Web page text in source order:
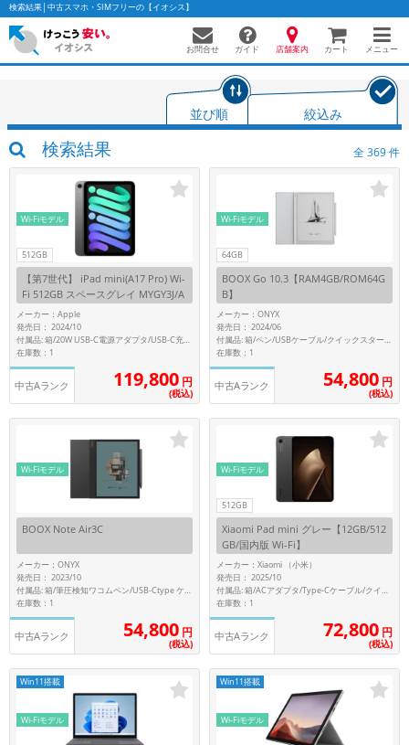
検索結果│中古スマホ・SIMフリーの【イオシス】
お問合せ ガイド 店舗案内 カート メニュー
並び順 絞込み
検索結果 全369件
512GB
Wi-Fiモデル
【第7世代】 iPad mini(A17 Pro) Wi-
Fi 512GB スペースグレイ MYGY3J/A
A2993
メーカー：Apple
発売日： 2024/10
付属品: 箱/20W USB-C電源アダプタ/USB-C充電ケーブル(1m)/マニュアル
在庫数：1
中古Aランク 119,800 円
(税込)
64GB
Wi-Fiモデル
BOOX Go 10.3【RAM4GB/ROM64G
B】
メーカー：ONYX
発売日： 2024/06
付属品: 箱/ペン/USBケーブル/クイックスタートガイド
在庫数：1
中古Aランク 54,800 円
(税込)
Wi-Fiモデル
BOOX Note Air3C
メーカー：ONYX
発売日： 2023/10
付属品: 箱/筆圧検知ワコムペン/USB-Ctype ケーブル/SIMピン/クイックスタートガイド
在庫数：1
中古Aランク 54,800 円
(税込)
512GB
Wi-Fiモデル
Xiaomi Pad mini グレー【12GB/512
GB/国内版 Wi-Fi】
メーカー：Xiaomi （小米）
発売日： 2025/10
付属品: 箱/ACアダプタ/Type-Cケーブル/クイックガイド
在庫数：1
中古Aランク 72,800 円
(税込)
Wi-Fiモデル
Win11搭載
Wi-Fiモデル
Win11搭載
かんたんパソコン検索に切り替える
フリーワード
除外ワード
人気の検索ワード：Let's noteEliteBook MacBook
カテゴリー
商品ジャンルの絞り込み
「スマートフォン」「タブレット」など
シリーズ
商品シリーズ名・ブランド名の絞り込み。
製造、販売メーカーの絞り込み
「Apple」「SONY」「SHARP」など
機能・特徴
商品の搭載機能による絞り込み
ドライブ
ドライブの絞り込み
ランク
商品状態の絞り込み
CPUの絞り込み